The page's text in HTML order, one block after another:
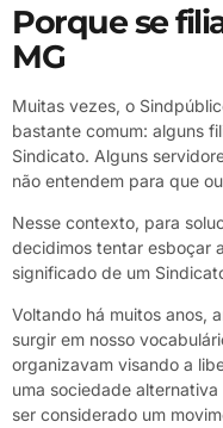
Porque se
MG
Muitas vezes, o
bastante comum: alguns
Sindicato. Alguns
não entendem para que
Nesse contexto, para
decidimos tentar esboçar
significado de um
Voltando há muitos anos,
surgir em nosso
organizavam visando a
uma sociedade
ser considerado um